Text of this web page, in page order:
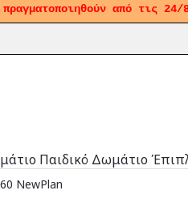
από τις
Παιδικό Δωμάτιο
NewPlan